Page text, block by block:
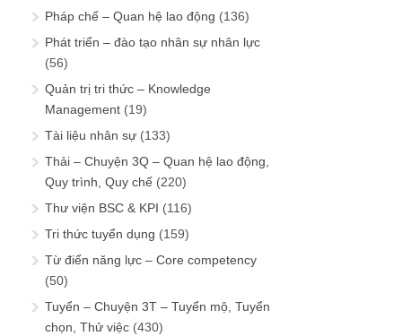
Pháp chế – Quan hệ lao động (136)
Phát triển – đào tạo nhân sự nhân lực
(56)
Quản trị tri thức – Knowledge
Management (19)
Tài liệu nhân sự (133)
Thải – Chuyện 3Q – Quan hệ lao động,
Quy trình, Quy chế (220)
Thư viện BSC & KPI (116)
Tri thức tuyển dụng (159)
Từ điển năng lực – Core competency
(50)
Tuyển – Chuyện 3T – Tuyển mộ, Tuyển
chọn, Thử việc (430)